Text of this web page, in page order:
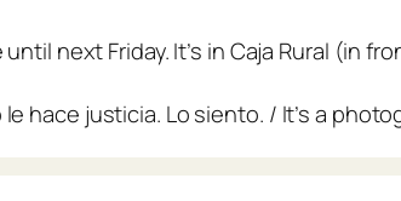
until next Friday. It’s in Caja Rural (in
hace justicia. Lo siento. / It’s a